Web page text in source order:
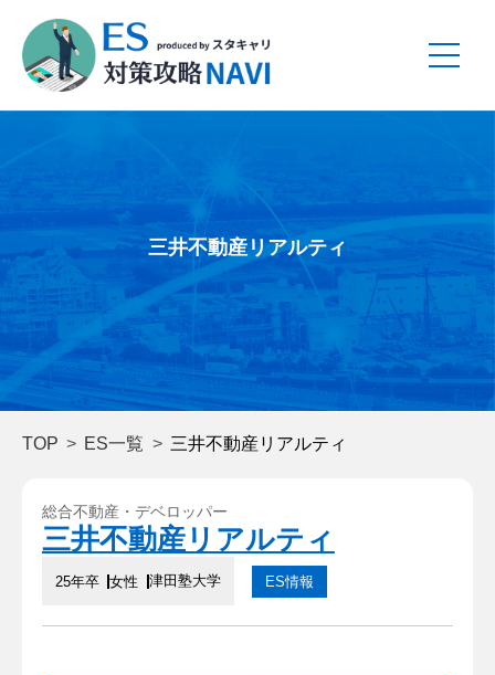
三井不動産リアルティ
TOP ES一覧 三井不動産リアルティ
総合不動産・デベロッパー
三井不動産リアルティ
25年卒 女性 津田塾大学 ES情報